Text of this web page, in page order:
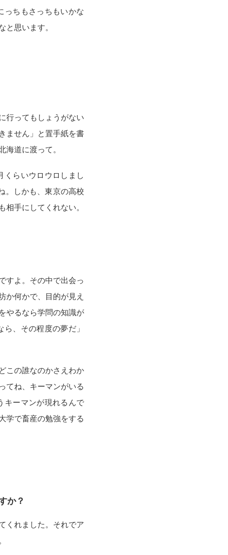
っちもさっちもいかな
と思います。
行ってもしょうがない
ません」と置手紙を書
海道に渡って。
くらいウロウロしまし
。しかも、東京の高校
相手にしてくれない。
すよ。その中で出会っ
か何かで、目的が見え
やるなら学問の知識が
、その程度の夢だ」
この誰なのかさえわか
てね、キーマンがいる
キーマンが現れるんで
学で畜産の勉強をする
か？
くれました。それでア